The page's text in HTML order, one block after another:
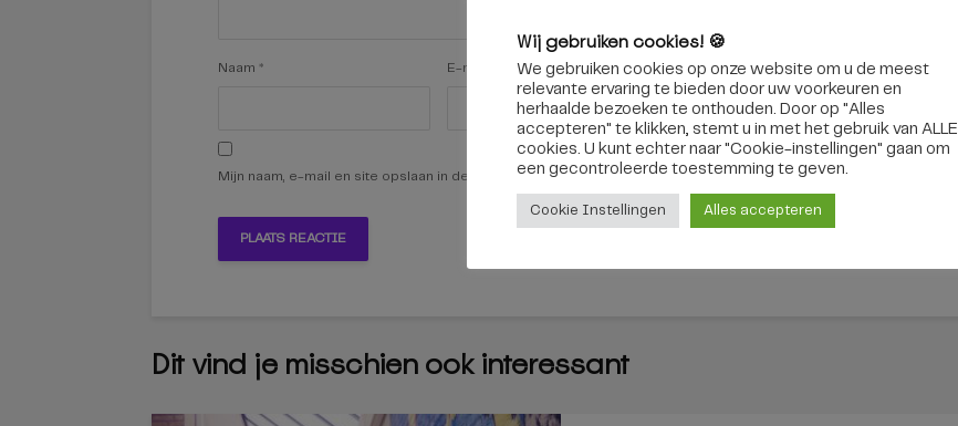
Naam * E-mail Site
Mijn naam, e-mail en site opslaan in deze browser voor de volgende keer wanneer ik een reactie plaats.
Dit vind je misschien ook interessant
Wij gebruiken cookies! 🍪
We gebruiken cookies op onze website om u de meest
relevante ervaring te bieden door uw voorkeuren en
herhaalde bezoeken te onthouden. Door op "Alles
accepteren" te klikken, stemt u in met het gebruik van ALLE
cookies. U kunt echter naar "Cookie-instellingen" gaan om
een ​​gecontroleerde toestemming te geven.
Cookie Instellingen Alles accepteren